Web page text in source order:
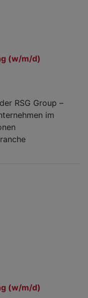
(w/m/d)
RSG Group –
im
(w/m/d)